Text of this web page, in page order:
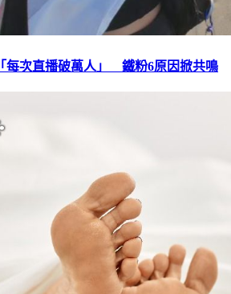
每次直播破萬人」 鐵粉6原因掀共鳴